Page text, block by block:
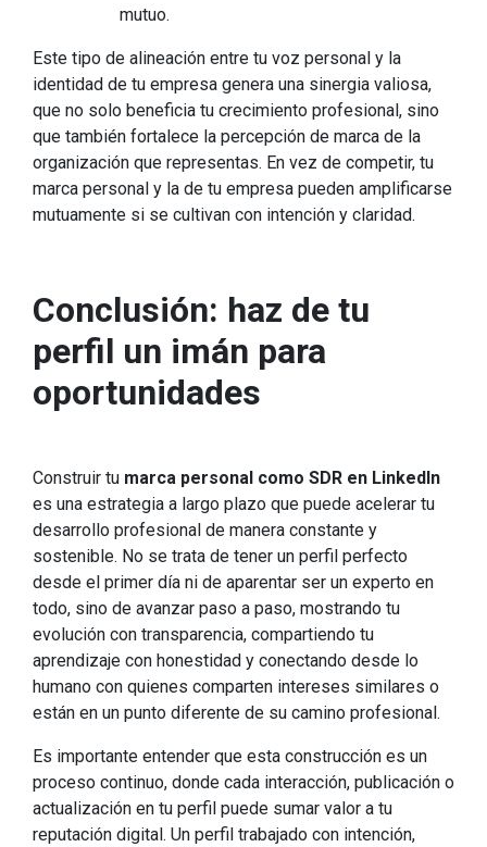
mutuo.
Este tipo de alineación entre tu voz personal y la
identidad de tu empresa genera una sinergia valiosa,
que no solo beneficia tu crecimiento profesional, sino
que también fortalece la percepción de marca de la
organización que representas. En vez de competir, tu
marca personal y la de tu empresa pueden amplificarse
mutuamente si se cultivan con intención y claridad.
Conclusión: haz de tu
perfil un imán para
oportunidades
Construir tu marca personal como SDR en LinkedIn
es una estrategia a largo plazo que puede acelerar tu
desarrollo profesional de manera constante y
sostenible. No se trata de tener un perfil perfecto
desde el primer día ni de aparentar ser un experto en
todo, sino de avanzar paso a paso, mostrando tu
evolución con transparencia, compartiendo tu
aprendizaje con honestidad y conectando desde lo
humano con quienes comparten intereses similares o
están en un punto diferente de su camino profesional.
Es importante entender que esta construcción es un
proceso continuo, donde cada interacción, publicación o
actualización en tu perfil puede sumar valor a tu
reputación digital. Un perfil trabajado con intención,